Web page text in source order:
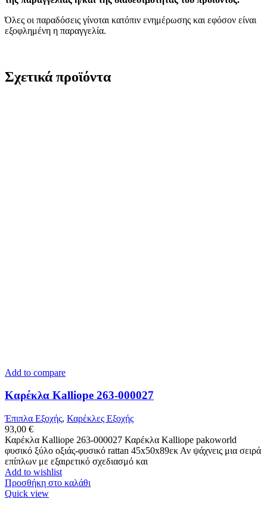
Όλες οι παραδόσεις γίνοται κατόπιν ενημέρωσης και εφόσον είναι
εξοφλημένη η παραγγελία.
Σχετικά προϊόντα
Add to compare
Καρέκλα Kalliope 263-000027
Έπιπλα Εξοχής, Καρέκλες Εξοχής
93,00 €
Καρέκλα Kalliope 263-000027 Καρέκλα Kalliope pakoworld
φυσικό ξύλο οξιάς-φυσικό rattan 45x50x89εκ Αν ψάχνεις μια σειρά
επίπλων με εξαιρετικό σχεδιασμό και
Add to wishlist
Προσθήκη στο καλάθι
Quick view